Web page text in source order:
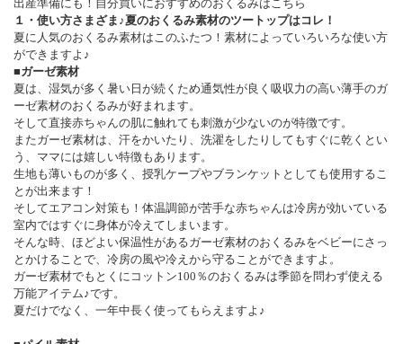
出産準備にも！自分買いにおすすめのおくるみはこちら
１・使い方さまざま♪夏のおくるみ素材のツートップはコレ！
夏に人気のおくるみ素材はこのふたつ！素材によっていろいろな使い方
ができますよ♪
■ガーゼ素材
夏は、湿気が多く暑い日が続くため通気性が良く吸収力の高い薄手のガ
ーゼ素材のおくるみが好まれます。
そして直接赤ちゃんの肌に触れても刺激が少ないのが特徴です。
またガーゼ素材は、汗をかいたり、洗濯をしたりしてもすぐに乾くとい
う、ママには嬉しい特徴もあります。
生地も薄いものが多く、授乳ケープやブランケットとしても使用するこ
とが出来ます！
そしてエアコン対策も！体温調節が苦手な赤ちゃんは冷房が効いている
室内ではすぐに身体が冷えてしまいます。
そんな時、ほどよい保温性があるガーゼ素材のおくるみをベビーにさっ
とかけることで、冷房の風や冷えから守ることができますよ。
ガーゼ素材でもとくにコットン100％のおくるみは季節を問わず使える
万能アイテム♪です。
夏だけでなく、一年中長く使ってもらえますよ♪